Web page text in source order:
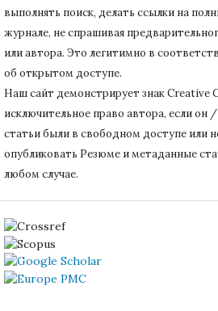
выполнять поиск, делать ссылки на
журнале, не спрашивая
или автора. Это легитимно в
об открытом доступе.
Наш сайт демонстрирует знак Creative
исключительное право автора, если он
статьи были в свободном доступе или
опубликовать Резюме и метаданные
любом случае.